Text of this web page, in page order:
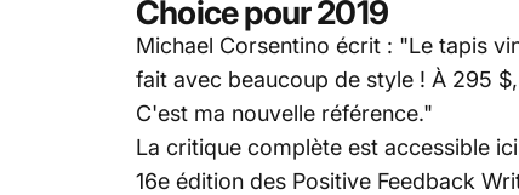
Choice pour 2019
Michael Corsentino écrit : "Le tapis
fait avec beaucoup de style ! À 295
C'est ma nouvelle référence."
La critique complète est accessible
16e édition des Positive Feedback